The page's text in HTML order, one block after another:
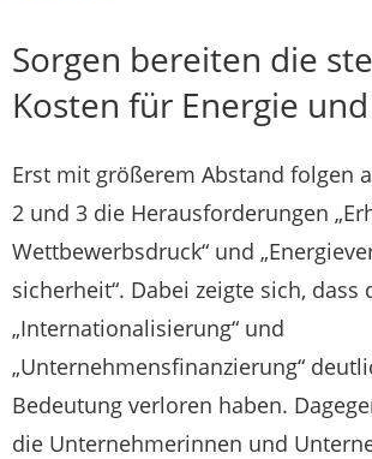
Sorgen bereiten die
Kosten für Energie
Erst mit größerem Abstand folgen
2 und 3 die Herausforderungen
Wettbewerbsdruck“ und
sicherheit“. Dabei zeigte sich, dass
„Internationalisierung“ und
„Unternehmensfinanzierung“
Bedeutung verloren haben.
die Unternehmerinnen und